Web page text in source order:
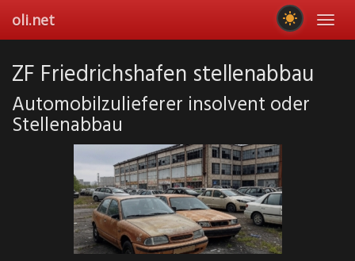
main
oli.net
ZF Friedrichshafen stellenabbau
Automobilzulieferer insolvent oder
Stellenabbau